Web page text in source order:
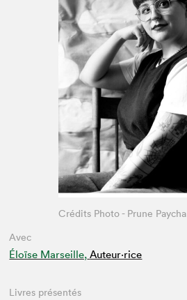
Avec
Éloïse Marseille, Auteur·rice
Crédits Photo - Prune Paycha
Livres présentés